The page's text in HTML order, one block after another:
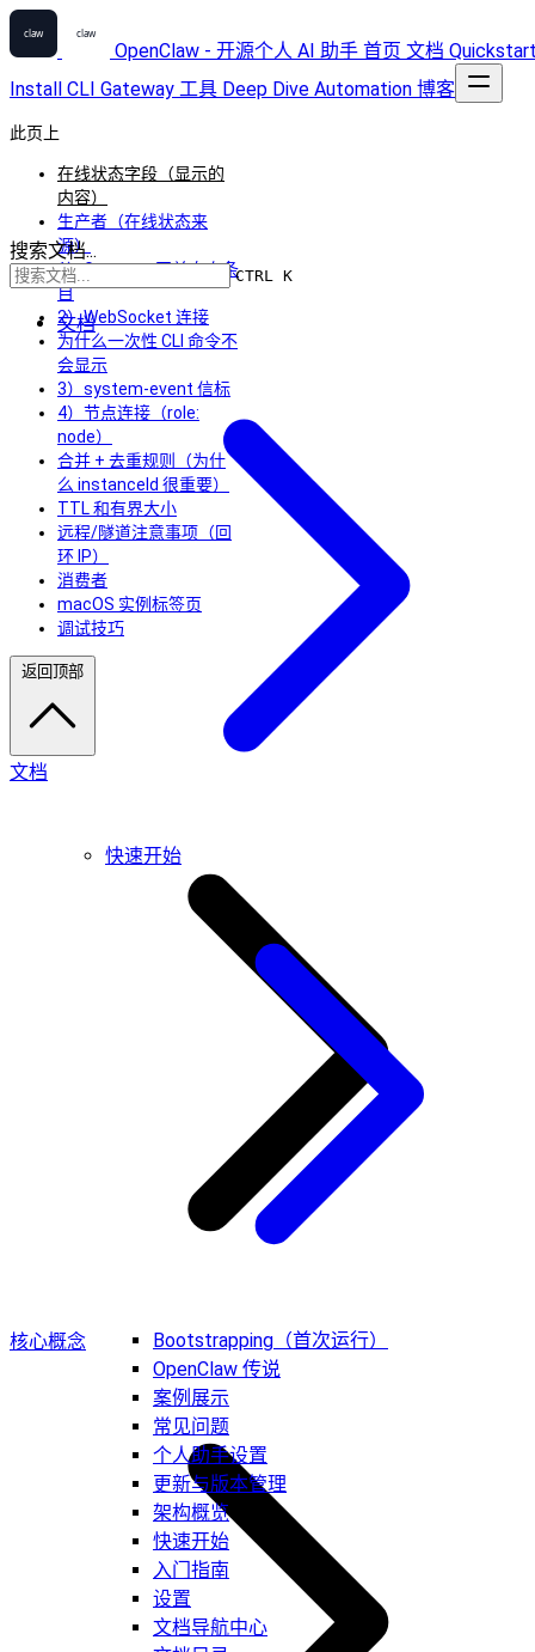
OpenClaw - 开源个人 AI 助手 首页 文档
Install CLI Gateway 工具 Deep Dive Automation 博客
搜索文档...
CTRL K
文档
快速开始
Bootstrapping（首次运行）
OpenClaw 传说
案例展示
常见问题
个人助手设置
更新与版本管理
架构概览
快速开始
入门指南
设置
文档导航中心
此页上
在线状态字段（显示的
内容）
生产者（在线状态来
源）
1）Gateway 网关自身条
目
2）WebSocket 连接
为什么一次性 CLI 命令不
会显示
3）system-event 信标
4）节点连接（role:
node）
合并 + 去重规则（为什
么 instanceId 很重要）
TTL 和有界大小
远程/隧道注意事项（回
环 IP）
消费者
macOS 实例标签页
调试技巧
返回顶部
文档
核心概念